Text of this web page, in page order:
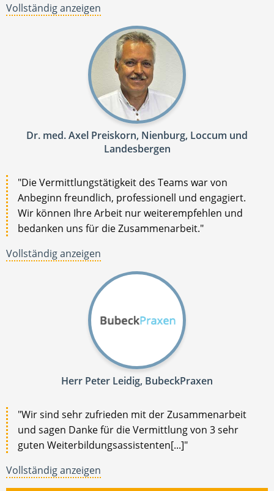
Vollständig anzeigen
Dr. med. Axel Preiskorn, Nienburg, Loccum und
Landesbergen
"Die Vermittlungstätigkeit des Teams war von
Anbeginn freundlich, professionell und engagiert.
Wir können Ihre Arbeit nur weiterempfehlen und
bedanken uns für die Zusammenarbeit."
Vollständig anzeigen
Herr Peter Leidig, BubeckPraxen
"Wir sind sehr zufrieden mit der Zusammenarbeit
und sagen Danke für die Vermittlung von 3 sehr
guten Weiterbildungsassistenten[...]"
Vollständig anzeigen